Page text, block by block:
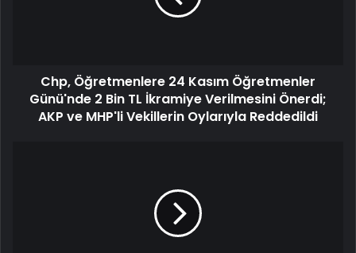
Chp, Öğretmenlere 24 Kasım Öğretmenler
Günü'nde 2 Bin TL İkramiye Verilmesini Önerdi;
AKP ve MHP'li Vekillerin Oylarıyla Reddedildi